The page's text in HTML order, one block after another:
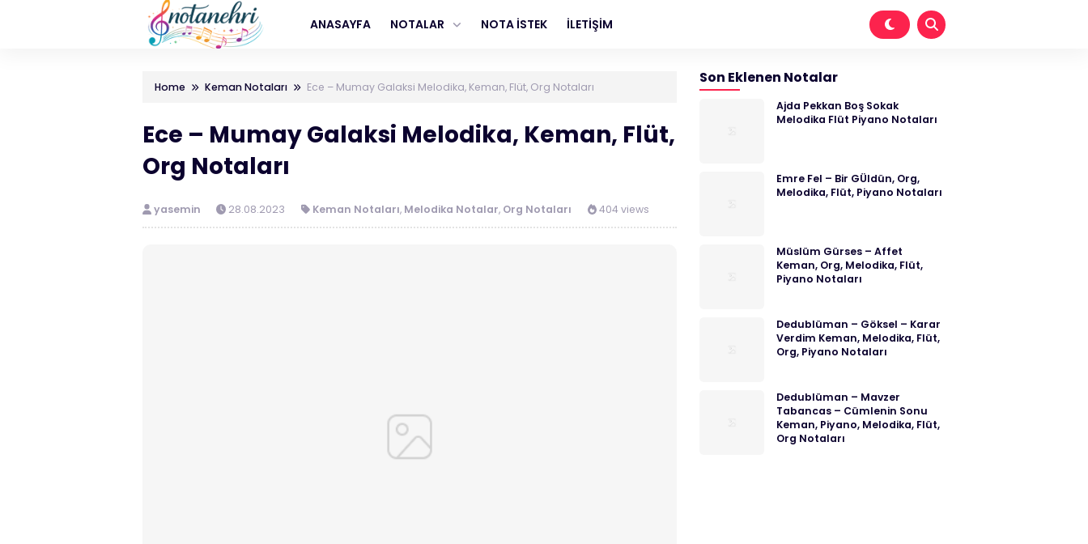
ANASAYFA NOTALAR NOTA İSTEK İLETİŞİM
Home Keman Notaları Ece – Mumay Galaksi Melodika, Keman, Flüt, Org Notaları
Ece – Mumay Galaksi Melodika, Keman, Flüt,
Org Notaları
yasemin 28.08.2023 Keman Notaları, Melodika Notalar, Org Notaları 404 views
Son Eklenen Notalar
Ajda Pekkan Boş Sokak
Melodika Flüt Piyano Notaları
Emre Fel – Bir GÜldün, Org,
Melodika, Flüt, Piyano Notaları
Müslüm Gürses – Affet
Keman, Org, Melodika, Flüt,
Piyano Notaları
Dedublüman – Göksel – Karar
Verdim Keman, Melodika, Flüt,
Org, Piyano Notaları
Dedublüman – Mavzer
Tabancas – Cümlenin Sonu
Keman, Piyano, Melodika, Flüt,
Org Notaları